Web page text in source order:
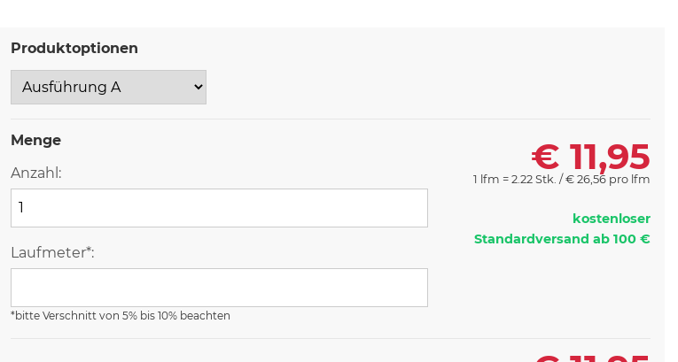
Produktoptionen
Menge
Anzahl:
Laufmeter*:
*bitte Verschnitt von 5% bis 10% beachten
€ 11,95
1 lfm = 2.22 Stk. / €26,56 pro lfm
kostenloser
Standardversand ab 100 €